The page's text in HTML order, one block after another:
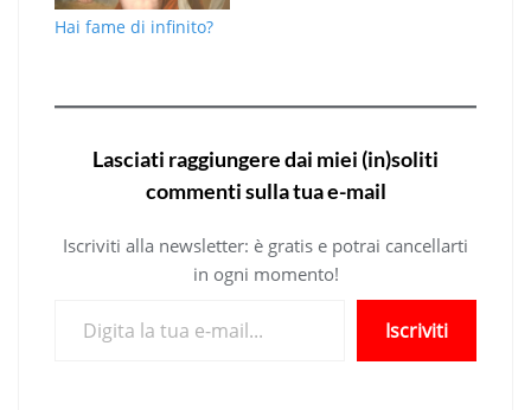
Hai fame di infinito?
Lasciati raggiungere dai miei (in)soliti
commenti sulla tua e-mail
Iscriviti alla newsletter: è gratis e potrai cancellarti
in ogni momento!
Iscriviti